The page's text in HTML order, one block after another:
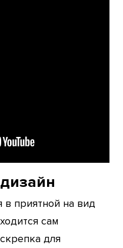
в приятной на вид
сам
для